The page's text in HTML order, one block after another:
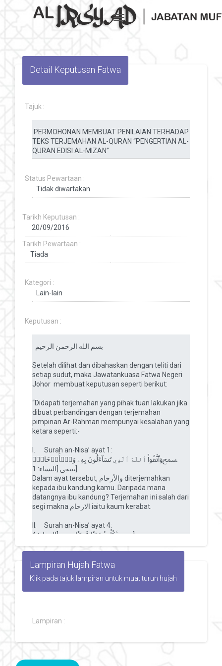
Toggle navigation
Detail Keputusan Fatwa
Tajuk :
Status Pewartaan :
Tarikh Keputusan :
Tarikh Pewartaan :
Kategori :
Keputusan :
Lampiran Hujah Fatwa
Klik pada tajuk lampiran untuk muat turun hujah
Lampiran :